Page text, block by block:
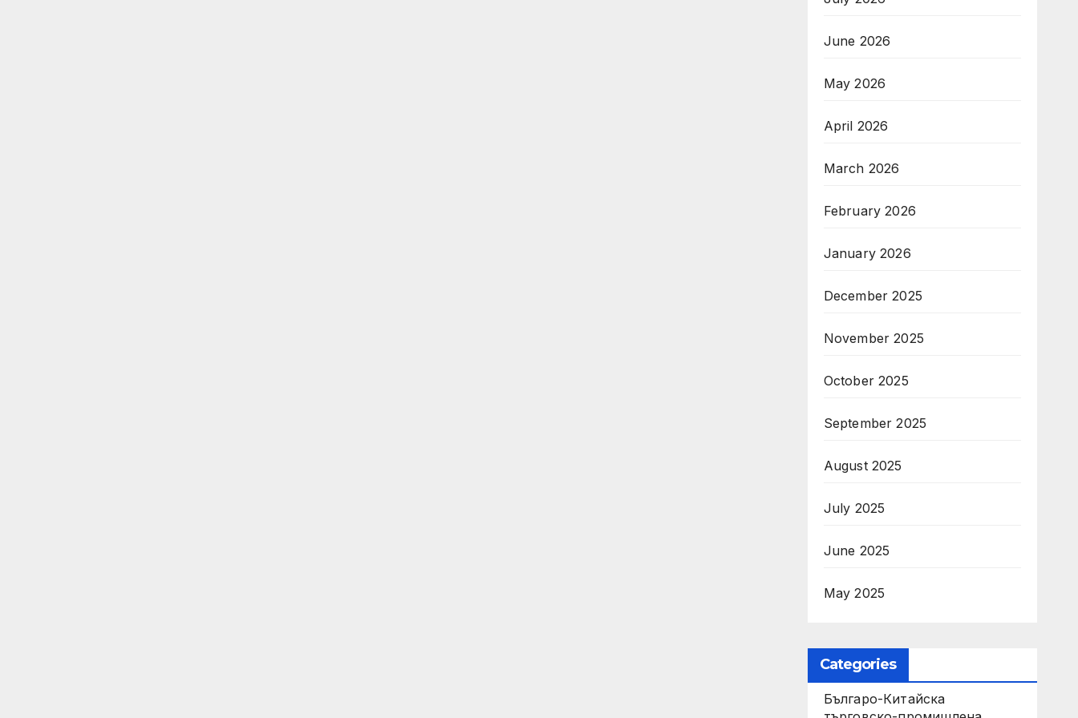
June 2026
May 2026
April 2026
March 2026
February 2026
January 2026
December 2025
November 2025
October 2025
September 2025
August 2025
July 2025
June 2025
May 2025
Categories
Българо-Китайска